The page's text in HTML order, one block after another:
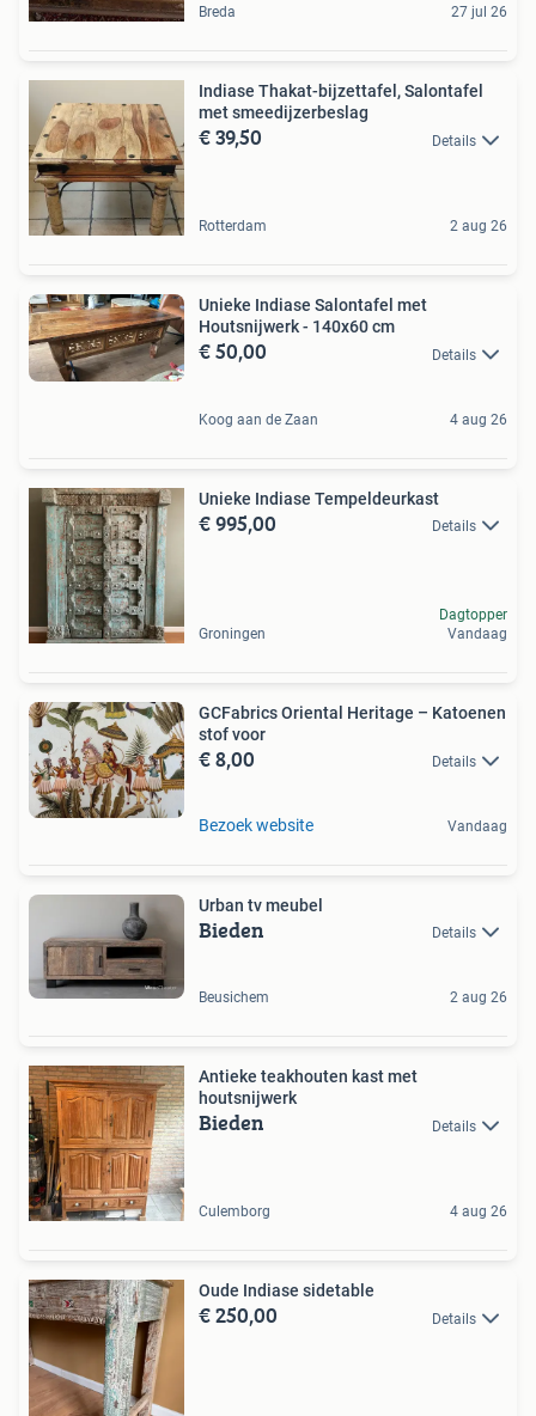
Breda 27 jul 26
Indiase Thakat-bijzettafel, Salontafel
met smeedijzerbeslag
€ 39,50 Details
Rotterdam 2 aug 26
Unieke Indiase Salontafel met
Houtsnijwerk - 140x60 cm
€ 50,00 Details
Koog aan de Zaan 4 aug 26
Unieke Indiase Tempeldeurkast
€ 995,00 Details
Groningen
Dagtopper
Vandaag
GCFabrics Oriental Heritage – Katoenen
stof voor
€ 8,00 Details
Bezoek website Vandaag
Urban tv meubel
Bieden Details
Beusichem 2 aug 26
Antieke teakhouten kast met
houtsnijwerk
Bieden Details
Culemborg 4 aug 26
Oude Indiase sidetable
€ 250,00 Details